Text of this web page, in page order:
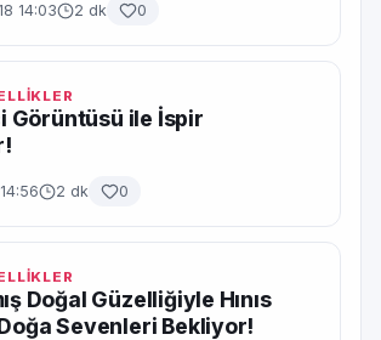
14:03 2 dk 0
Görüntüsü ile İspir
2 dk 0
Doğal Güzelliğiyle Hınıs
Sevenleri Bekliyor!